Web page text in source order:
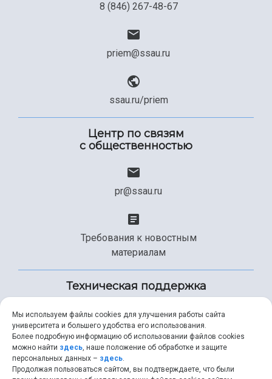
8 (846) 267-48-67
priem@ssau.ru
ssau.ru/priem
Центр по связям
с общественностью
pr@ssau.ru
Требования к новостным
материалам
Техническая поддержка
+7 (846) 267-49-99
Мы используем файлы cookies для улучшения работы сайта
университета и большего удобства его использования.
Более подробную информацию об использовании файлов cookies
можно найти здесь, наше положение об обработке и защите
персональных данных – здесь.
Продолжая пользоваться сайтом, вы подтверждаете, что были